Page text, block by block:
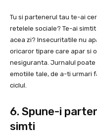
Tu si partenerul tau te-ai
retelele sociale? Te-ai
acea zi? Insecuritatile nu
oricaror tipare care apar si
nesiguranta. Jurnalul
emotiile tale, de a-ti urmari
ciclul.
6. Spune-i
simti